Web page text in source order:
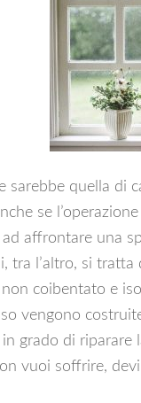
sarebbe quella di
se
affrontare una
tra l’altro, si
coibentato e
vengono
grado di riparare
vuoi soffrire,